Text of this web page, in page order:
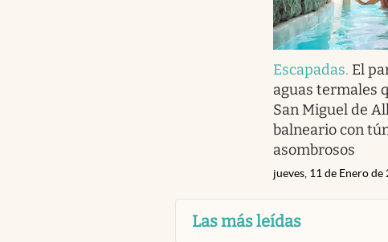
Escapadas. El
aguas termales
San Miguel de
balneario con
asombrosos
jueves, 11 de Enero de
Las más leídas